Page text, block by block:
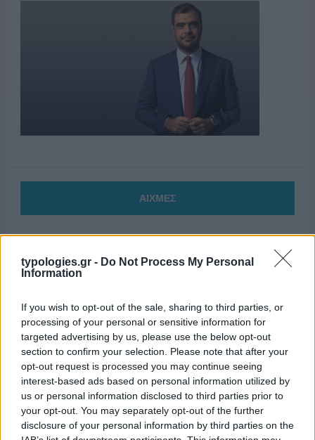
typologies.gr - Do Not Process My Personal
Information
If you wish to opt-out of the sale, sharing to third parties, or
processing of your personal or sensitive information for
targeted advertising by us, please use the below opt-out
section to confirm your selection. Please note that after your
opt-out request is processed you may continue seeing
interest-based ads based on personal information utilized by
us or personal information disclosed to third parties prior to
your opt-out. You may separately opt-out of the further
disclosure of your personal information by third parties on the
ΑΙΧΜΕΣ
ΑΙΧΜΕΣ: Και άλλες αποχωρήσεις και
άλλες συμφωνίες
Το Καλοκαίρι αυτό στα ΜΜΕ θυμίζει αίθουσα αφίξεων και
αναχωρήσεων αεροδρομίου. Άλλοι γνωρίζουν τον
προορισμό τους και άλλοι αλλάζουν πορεία, ενώ έχουν
ξεκινήσει για άλλου καταλήγουν σε άλλο σημείο. Η
κινητικότητα είναι συνάρτηση πολλών παραγόντων,
ορισμένοι εκ των οποίων δεν είναι ορατοί προς το
παρόν. Λέγεται πως ο Ιβάν Σαββίδης τα βρήκε με την
κυβέρνηση, […]